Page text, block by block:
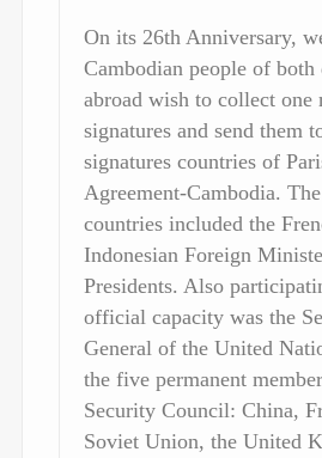
On its 26th Anniversary,
Cambodian people of both
abroad wish to collect one
signatures and send them
signatures countries of
Agreement-Cambodia.
countries included the
Indonesian Foreign
Presidents. Also
official capacity was the
General of the United
the five permanent
Security Council: China,
Soviet Union, the United